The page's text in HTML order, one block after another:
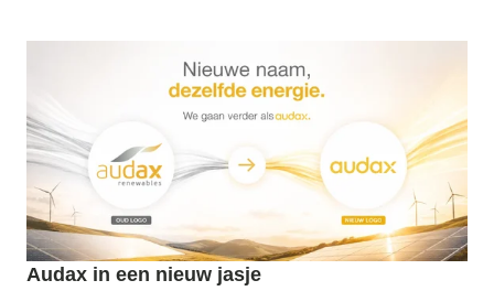
Audax in een nieuw jasje